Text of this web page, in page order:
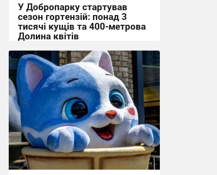
У Добропарку стартував
сезон гортензій: понад 3
тисячі кущів та 400-метрова
Долина квітів
05:01, 2.08.2026